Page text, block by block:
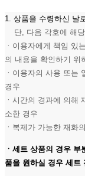
1. 상품을 수령하신 날
단, 다음 각호에 해당
ㆍ이용자에게 책임 있
의 내용을 확인하기 위
ㆍ이용자의 사용 또는
경우
ㆍ시간의 경과에 의해
소한 경우
ㆍ복제가 가능한 재화
ㆍ세트 상품의 경우
품을 원하실 경우 세트